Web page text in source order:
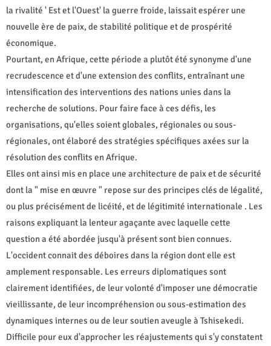
la rivalité ' Est et l'Ouest' la guerre froide, laissait espérer une
nouvelle ère de paix, de stabilité politique et de prospérité
économique.
Pourtant, en Afrique, cette période a plutôt été synonyme d'une
recrudescence et d'une extension des conflits, entraînant une
intensification des interventions des nations unies dans la
recherche de solutions. Pour faire face à ces défis, les
organisations, qu'elles soient globales, régionales ou sous-
régionales, ont élaboré des stratégies spécifiques axées sur la
résolution des conflits en Afrique.
Elles ont ainsi mis en place une architecture de paix et de sécurité
dont la " mise en œuvre " repose sur des principes clés de légalité,
ou plus précisément de licéité, et de légitimité internationale . Les
raisons expliquant la lenteur agaçante avec laquelle cette
question a été abordée jusqu'à présent sont bien connues.
L'occident connait des déboires dans la région dont elle est
amplement responsable. Les erreurs diplomatiques sont
clairement identifiées, de leur volonté d'imposer une démocratie
vieillissante, de leur incompréhension ou sous-estimation des
dynamiques internes ou de leur soutien aveugle à Tshisekedi.
Difficile pour eux d'approcher les réajustements qui s'y constatent